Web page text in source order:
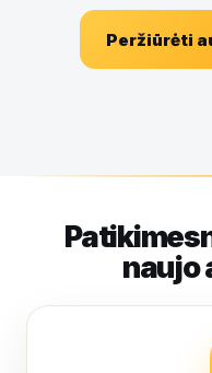
Peržiūrėti
naujo